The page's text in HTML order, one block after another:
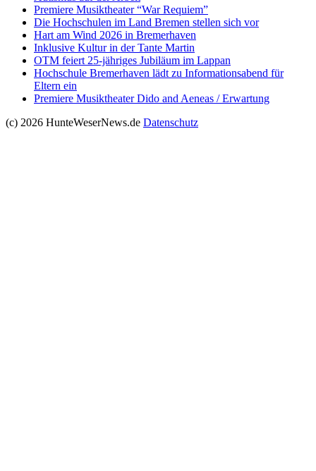
Premiere Musiktheater “War Requiem”
Die Hochschulen im Land Bremen stellen sich vor
Hart am Wind 2026 in Bremerhaven
Inklusive Kultur in der Tante Martin
OTM feiert 25-jähriges Jubiläum im Lappan
Hochschule Bremerhaven lädt zu Informationsabend für
Eltern ein
Premiere Musiktheater Dido and Aeneas / Erwartung
(c) 2026 HunteWeserNews.de Datenschutz